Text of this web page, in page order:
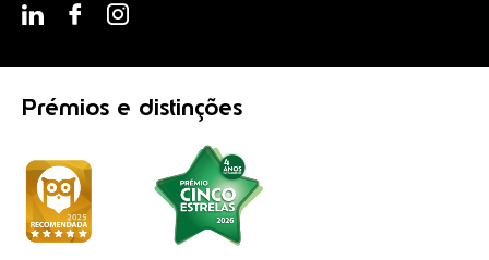
Prémios e distinções